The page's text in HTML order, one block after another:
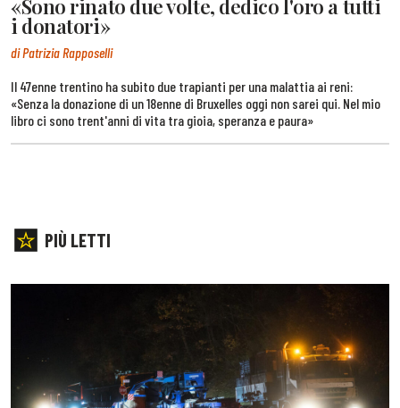
«Sono rinato due volte, dedico l'oro a tutti
i donatori»
di Patrizia Rapposelli
Il 47enne trentino ha subito due trapianti per una malattia ai reni:
«Senza la donazione di un 18enne di Bruxelles oggi non sarei qui. Nel mio
libro ci sono trent'anni di vita tra gioia, speranza e paura»
PIÙ LETTI